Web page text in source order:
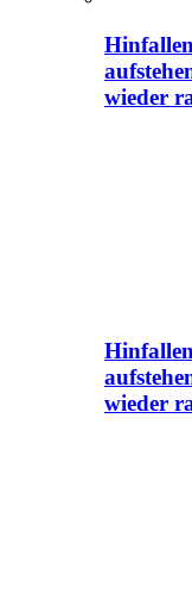
wieder
wieder